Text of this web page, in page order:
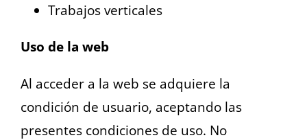
Trabajos verticales
Uso de la web
Al acceder a la web se adquiere la
condición de usuario, aceptando las
presentes condiciones de uso. No